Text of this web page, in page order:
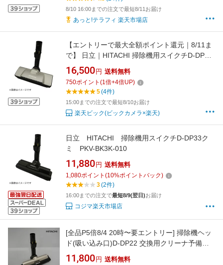
8/10 16:00までの注文で最短8/11お届け
あっと!テラフィ 楽天市場店
【エントリーで最大全額ポイント還元｜8/11ま
で】 日立｜HITACHI 掃除機用スイクチD-DP28
クミ（N） PV-BH900J-011
16,500 円 送料無料
750ポイント (1倍+4倍UP)
5(4件)
15:00までの注文で最短8/10お届け
楽天ビック(ビックカメラ×楽天)
日立 HITACHI 掃除機用スイクチD-DP33ク
ミ PKV-BK3K-010
11,880 円 送料無料
1,080ポイント (10%ポイントバック)
3(2件)
16:00までの注文で最短8/9(翌日)お届け
コジマ楽天市場店
[全品P5倍8/4 20時〜要エントリー] 掃除機ヘッ
ド(吸い込み口)D-DP22 交換用クリーナ予備部
材のみ 純正品 HITACHI 日立 PV-BL2H-008
11,800 円 送料無料